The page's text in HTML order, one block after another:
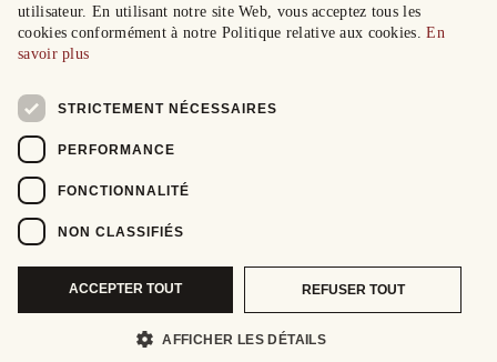
utilisateur. En utilisant notre site Web, vous acceptez tous les
cookies conformément à notre Politique relative aux cookies.En
savoir plus
STRICTEMENT NÉCESSAIRES
PERFORMANCE
FONCTIONNALITÉ
NON CLASSIFIÉS
ACCEPTER TOUT REFUSER TOUT
AFFICHER LES DÉTAILS